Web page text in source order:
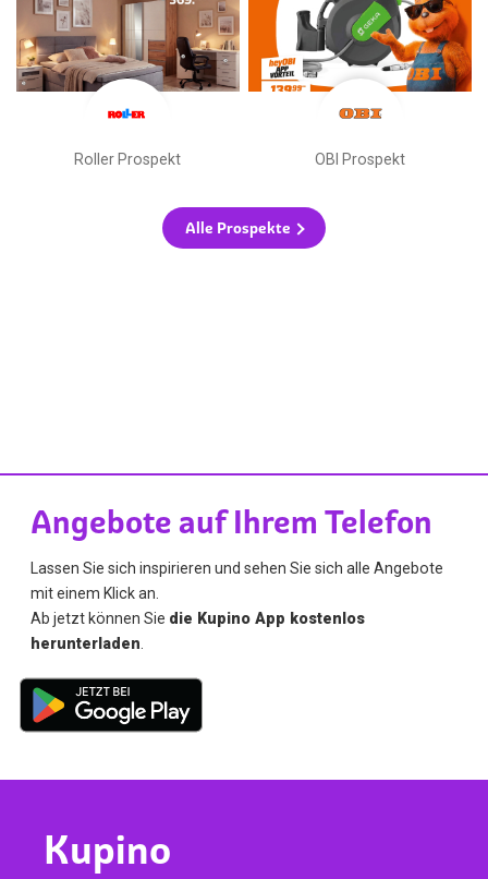
Roller Prospekt OBI Prospekt
Alle Prospekte
Angebote auf Ihrem Telefon
Lassen Sie sich inspirieren und sehen Sie sich alle Angebote
mit einem Klick an.
Ab jetzt können Sie die Kupino App kostenlos
herunterladen
Kupino